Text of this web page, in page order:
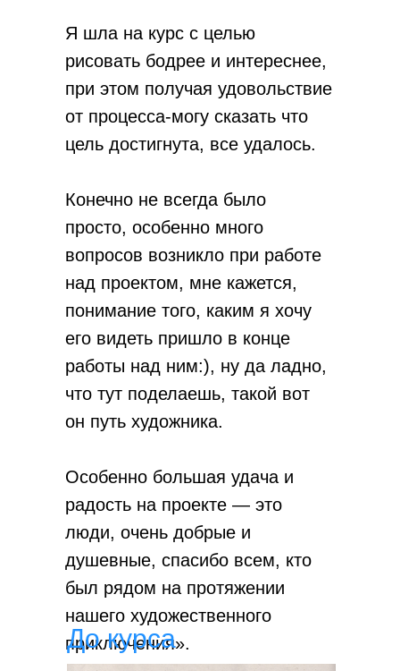
Я шла на курс с целью
рисовать бодрее и интереснее,
при этом получая удовольствие
от процесса-могу сказать что
цель достигнута, все удалось.
Конечно не всегда было
просто, особенно много
вопросов возникло при работе
над проектом, мне кажется,
понимание того, каким я хочу
его видеть пришло в конце
работы над ним:), ну да ладно,
что тут поделаешь, такой вот
он путь художника.
Особенно большая удача и
радость на проекте — это
люди, очень добрые и
душевные, спасибо всем, кто
был рядом на протяжении
нашего художественного
приключения».
До курса